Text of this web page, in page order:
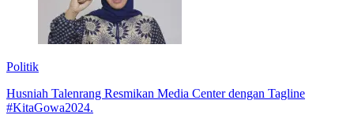
Politik
Husniah Talenrang Resmikan Media Center dengan Tagline
#KitaGowa2024.